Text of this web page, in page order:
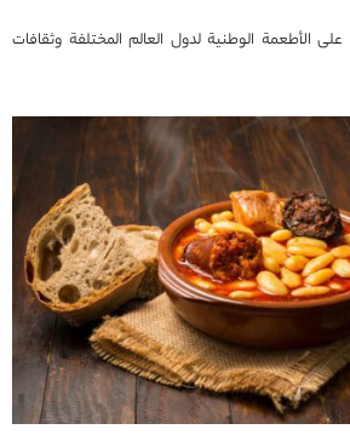
الأطعمة الوطنية لدول العالم المختلفة وثقافات